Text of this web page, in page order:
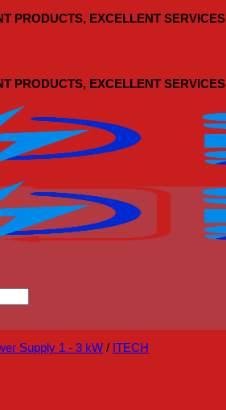
PRODUCTS, EXCELLENT SERVICES
PRODUCTS, EXCELLENT SERVICES
Supply 1 - 3 kW / ITECH